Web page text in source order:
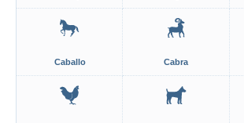
Caballo Cabra